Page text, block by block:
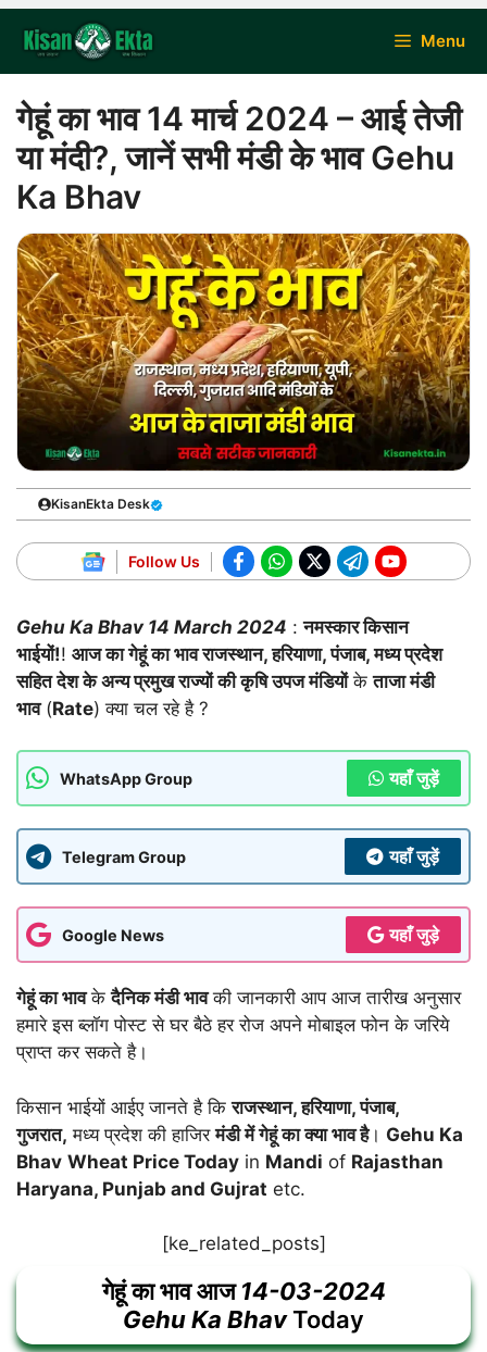
content
Menu
गेहूं का भाव 14 मार्च 2024 – आई तेजी
या मंदी?, जानें सभी मंडी के भाव Gehu
Ka Bhav
KisanEkta Desk
Follow Us
Gehu Ka Bhav 14 March 2024 :नमस्कार किसान
भाईयों!! आज का गेहूं का भाव राजस्थान, हरियाणा, पंजाब, मध्य प्रदेश
सहित देश के अन्य प्रमुख राज्यों की कृषि उपज मंडियोंकेताजा मंडी
भाव(Rate) क्या चल रहे है ?
WhatsApp Group यहाँ जुड़ें
Telegram Group यहाँ जुड़ें
Google News यहाँ जुड़े
गेहूं का भावकेदैनिक मंडी भावकी जानकारी आप आज तारीख अनुसार
हमारे इस ब्लॉग पोस्ट से घर बैठे हर रोज अपने मोबाइल फोन के जरिये
प्राप्त कर सकते है।
किसान भाईयों आईए जानते है किराजस्थान, हरियाणा, पंजाब,
गुजरात, मध्य प्रदेश की हाजिरमंडी में गेहूं का क्या भाव है। Gehu Ka
Bhav Wheat Price Today in Mandi of Rajasthan
Haryana, Punjab and Gujrat etc.
[ke_related_posts]
गेहूं का भाव आज14-03-2024
Gehu Ka BhavToday